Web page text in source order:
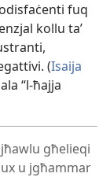
fuq
kollu taʼ
(Isaija
“l-ħajja
għelieqi
u jgħammar